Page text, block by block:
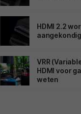
HDMI 2.2
VRR
HDMI voor
weten